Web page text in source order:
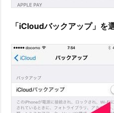
「iCloudバックアップ」を